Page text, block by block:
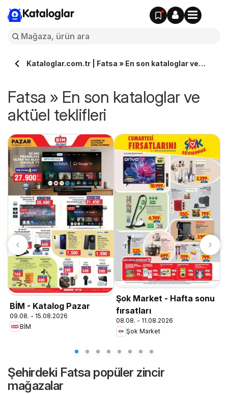
Kataloglar
Kataloglar.com.tr | Fatsa » En son kataloglar ve
Fatsa » En son kataloglar ve
aktüel teklifleri
BİM - Katalog Pazar
09.08. - 15.08.2026
BİM
Şok Market - Hafta sonu
fırsatları
08.08. - 11.08.2026
Şok Market
Şehirdeki Fatsa popüler zincir
mağazalar